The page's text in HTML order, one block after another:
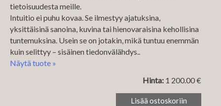
tietoisuudesta meille.
Intuitio ei puhu kovaa. Se ilmestyy ajatuksina,
yksittäisinä sanoina, kuvina tai hienovaraisina kehollisina
tuntemuksina. Usein se on jotakin, mikä tuntuu enemmän
kuin selittyy – sisäinen tiedonvälähdys..
Näytä tuote »
Hinta: 1 200.00 €